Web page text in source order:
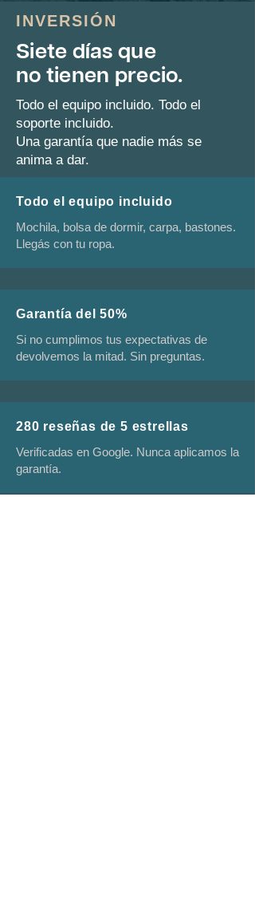
INVERSIÓN
Siete días que
no tienen precio.
Todo el equipo incluido. Todo el
soporte incluido.
Una garantía que nadie más se
anima a dar.
Todo el equipo incluido
Mochila, bolsa de dormir, carpa, bastones.
Llegás con tu ropa.
Garantía del 50%
Si no cumplimos tus expectativas de
devolvemos la mitad. Sin preguntas.
280 reseñas de 5 estrellas
Verificadas en Google. Nunca aplicamos la
garantía.